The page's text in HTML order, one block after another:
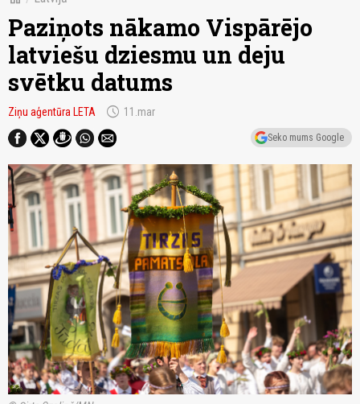
Paziņots nākamo Vispārējo
latviešu dziesmu un deju
svētku datums
Ziņu aģentūra LETA schedule 11.mar
Seko mums Google